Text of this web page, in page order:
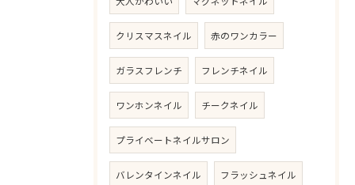
クリスマスネイル 赤のワンカラー
ガラスフレンチ フレンチネイル
ワンホンネイル チークネイル
プライベートネイルサロン
バレンタインネイル フラッシュネイル